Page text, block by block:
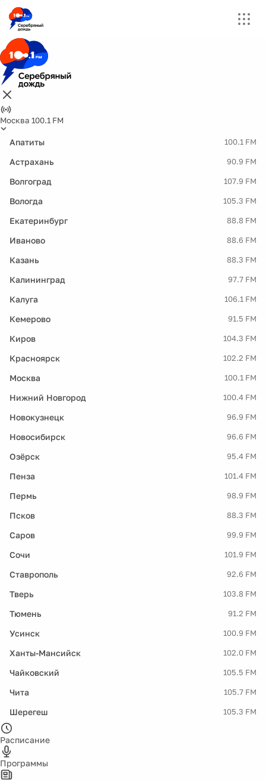
Москва 100.1 FM
Апатиты 100.1 FM
Астрахань 90.9 FM
Волгоград 107.9 FM
Вологда 105.3 FM
Екатеринбург 88.8 FM
Иваново 88.6 FM
Казань 88.3 FM
Калининград 97.7 FM
Калуга 106.1 FM
Кемерово 91.5 FM
Киров 104.3 FM
Красноярск 102.2 FM
Москва 100.1 FM
Нижний Новгород 100.4 FM
Новокузнецк 96.9 FM
Новосибирск 96.6 FM
Озёрск 95.4 FM
Пенза 101.4 FM
Пермь 98.9 FM
Псков 88.3 FM
Саров 99.9 FM
Сочи 101.9 FM
Ставрополь 92.6 FM
Тверь 103.8 FM
Тюмень 91.2 FM
Усинск 100.9 FM
Ханты-Мансийск 102.0 FM
Чайковский 105.5 FM
Чита 105.7 FM
Шерегеш 105.3 FM
Расписание
Программы